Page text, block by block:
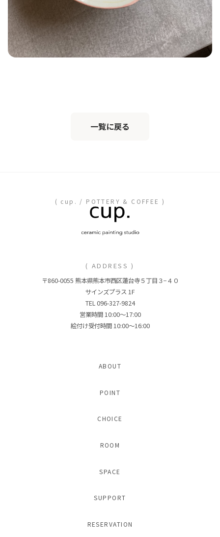
一覧に戻る
( cup. / POTTERY & COFFEE )
( ADDRESS )
〒860-0055 熊本県熊本市西区蓮台寺５丁目３−４０
サインズプラス 1F
TEL 096-327-9824
営業時間 10:00〜17:00
絵付け受付時間 10:00〜16:00
ABOUT
POINT
CHOICE
ROOM
SPACE
SUPPORT
RESERVATION